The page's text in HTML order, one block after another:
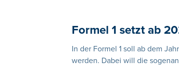
Formel 1 setzt ab
In der Formel 1 soll ab dem
werden. Dabei will die